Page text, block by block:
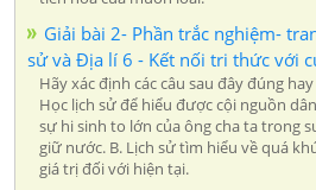
Giải bài 2- Phần trắc nghiệm-
sử và Địa lí 6 - Kết nối tri thức với
Hãy xác định các câu sau đây đúng
Học lịch sử để hiểu được cội nguồn
sự hi sinh to lớn của ông cha ta trong
giữ nước. B. Lịch sử tìm hiểu về quá
giá trị đối với hiện tại.